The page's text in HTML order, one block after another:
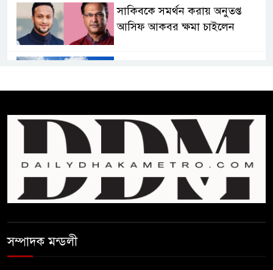
সাকিবকে সমর্থন করায় অনুতপ্ত
আসিফ আকবর ক্ষমা চাইলেন
প্রথম শ্রেণি ছাড়া অন্য সব শ্রেণিতে
হবে ভর্তি পরীক্ষা: শিক্ষা মন্ত্রণালয়
জনগনের অধিকার আদায়ে এসেছিঃ
জামাতের আমির
সম্পাদক মন্ডলী